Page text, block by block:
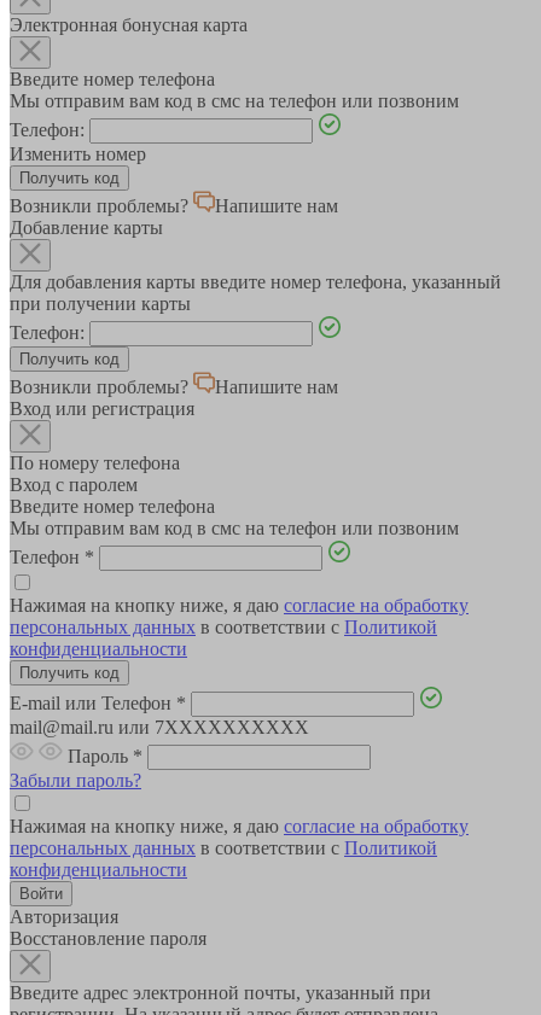
Электронная бонусная карта
Введите номер телефона
Мы отправим вам код в смс на телефон или позвоним
Телефон:
Изменить номер
Возникли проблемы?
Напишите нам
Добавление карты
Для добавления карты введите номер телефона, указанный
при получении карты
Телефон:
Возникли проблемы?
Напишите нам
Вход или регистрация
По номеру телефона
Вход с паролем
Введите номер телефона
Мы отправим вам код в смс на телефон или позвоним
Телефон *
Нажимая на кнопку ниже, я даю согласие на обработку
персональных данных в соответствии с Политикой
конфиденциальности
E-mail или Телефон *
mail@mail.ru или 7XXXXXXXXXX
Пароль *
Забыли пароль?
Нажимая на кнопку ниже, я даю согласие на обработку
персональных данных в соответствии с Политикой
конфиденциальности
Авторизация
Восстановление пароля
Введите адрес электронной почты, указанный при